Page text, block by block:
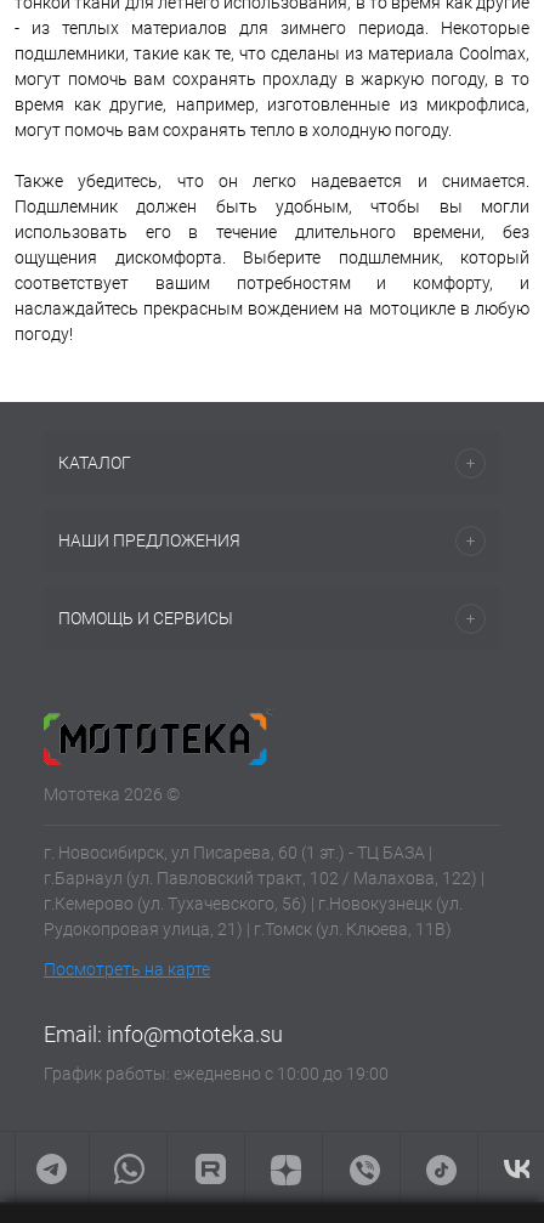
- из теплых материалов для зимнего периода. Некоторые
подшлемники, такие как те, что сделаны из материала Coolmax,
могут помочь вам сохранять прохладу в жаркую погоду, в то
время как другие, например, изготовленные из микрофлиса,
могут помочь вам сохранять тепло в холодную погоду.
Также убедитесь, что он легко надевается и снимается.
Подшлемник должен быть удобным, чтобы вы могли
использовать его в течение длительного времени, без
ощущения дискомфорта. Выберите подшлемник, который
соответствует вашим потребностям и комфорту, и
наслаждайтесь прекрасным вождением на мотоцикле в любую
погоду!
КАТАЛОГ
НАШИ ПРЕДЛОЖЕНИЯ
ПОМОЩЬ И СЕРВИСЫ
Мототека 2026 ©
г. Новосибирск, ул Писарева, 60 (1 эт.) - ТЦ БАЗА |
г.Барнаул (ул. Павловский тракт, 102 / Малахова, 122) |
г.Кемерово (ул. Тухачевского, 56) | г.Новокузнецк (ул.
Рудокопровая улица, 21) | г.Томск (ул. Клюева, 11В)
Посмотреть на карте
Email: info@mototeka.su
График работы: ежедневно с 10:00 до 19:00